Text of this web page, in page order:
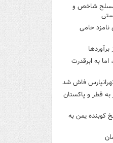
اشرار مسلح شاخص و
نامزد حامی
اما به ابرقدرت
به قطر و پاکستان
کوبنده یمن به